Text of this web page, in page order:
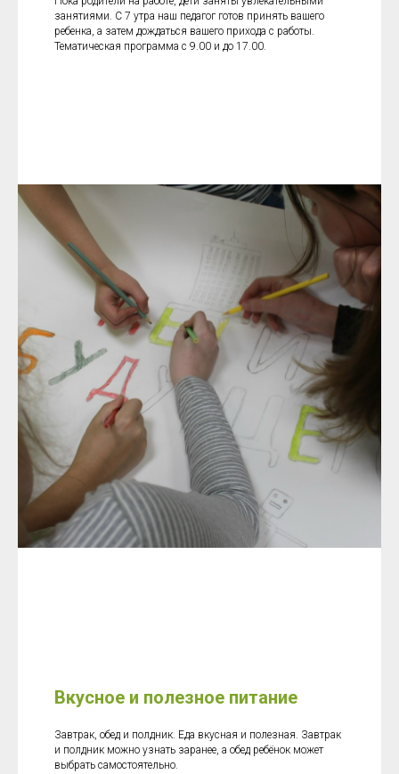
занятиями. С 7 утра наш педагог готов принять вашего
ребенка, а затем дождаться вашего прихода с работы.
Тематическая программа с 9.00 и до 17.00.
Вкусное и полезное питание
Завтрак, обед и полдник. Еда вкусная и полезная. Завтрак
и полдник можно узнать заранее, а обед ребёнок может
выбрать самостоятельно.